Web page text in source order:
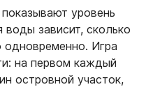
уровень
зависит, сколько
одновременно. Игра
на первом каждый
островной участок,